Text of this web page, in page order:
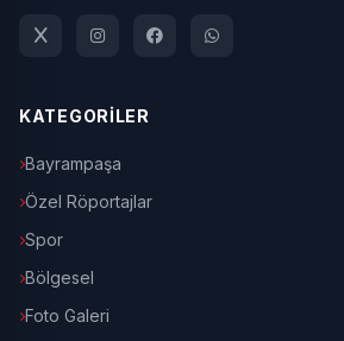
KATEGORİLER
Bayrampaşa
Özel Röportajlar
Spor
Bölgesel
Foto Galeri